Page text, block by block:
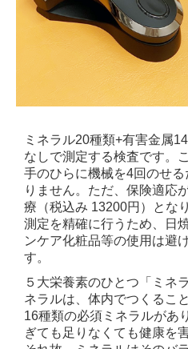
ミネラル20種類+有害金属
なしで測定する検査です。
手のひらに機械を4回のせ
りません。ただ、保険適応
療（税込み 13200円）とな
測定を精確に行うため、日
ンケア化粧品等の使用は避
す。
５大栄養素のひとつ「ミネ
ネラルは、体内でつくるこ
16種類の必須ミネラルがあ
ぎても足りなくても健康を